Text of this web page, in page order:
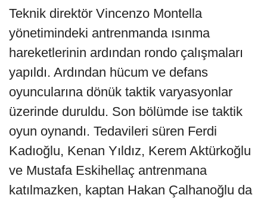
Teknik direktör Vincenzo Montella
yönetimindeki antrenmanda ısınma
hareketlerinin ardından rondo çalışmaları
yapıldı. Ardından hücum ve defans
oyuncularına dönük taktik varyasyonlar
üzerinde duruldu. Son bölümde ise taktik
oyun oynandı. Tedavileri süren Ferdi
Kadıoğlu, Kenan Yıldız, Kerem Aktürkoğlu
ve Mustafa Eskihellaç antrenmana
katılmazken, kaptan Hakan Çalhanoğlu da